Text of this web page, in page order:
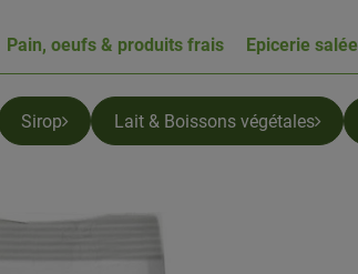
Pain, oeufs & produits frais Epicerie salée
Sirop Lait & Boissons végétales